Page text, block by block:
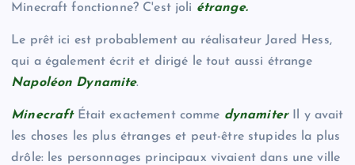
Minecraft fonctionne? C'est joli étrange.
Le prêt ici est probablement au réalisateur Jared Hess,
qui a également écrit et dirigé le tout aussi étrange
Napoléon Dynamite.
Minecraft Était exactement comme dynamiterIl y avait
les choses les plus étranges et peut-être stupides la plus
drôle: les personnages principaux vivaient dans une ville